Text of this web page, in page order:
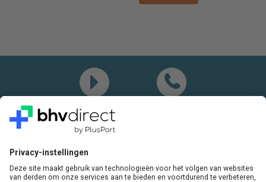
Demo
of stuur ons een e-mail